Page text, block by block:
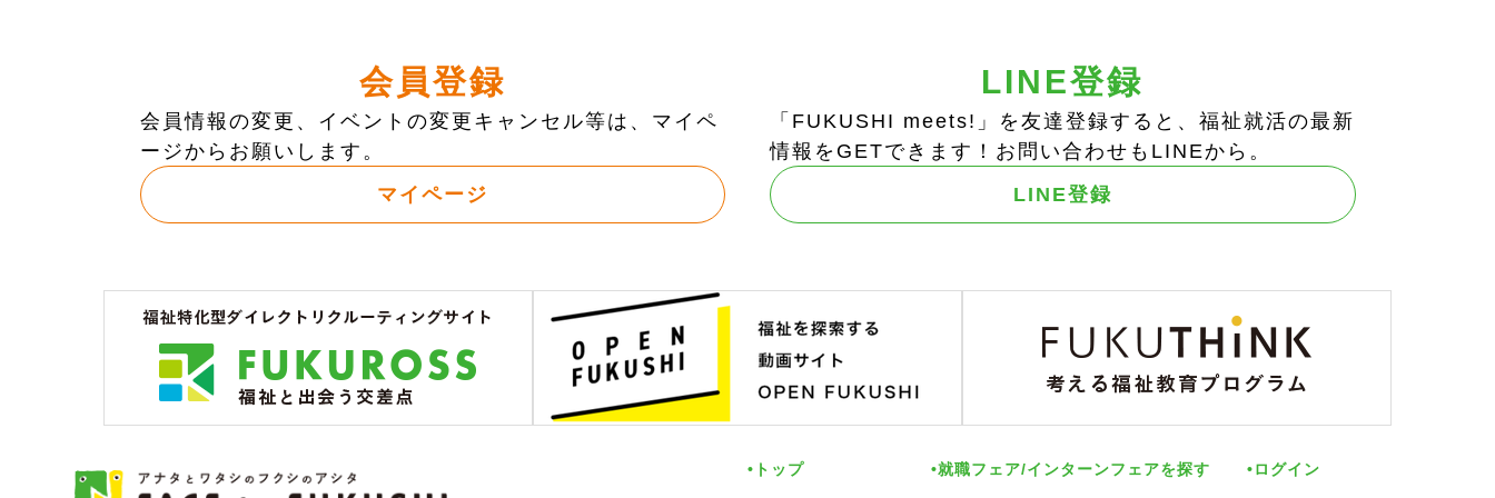
会員登録
会員情報の変更、イベントの変更キャンセル等は、マイペ
ージからお願いします。
マイページ
LINE登録
「FUKUSHI meets!」を友達登録すると、福祉就活の最新
情報をGETできます！お問い合わせもLINEから。
LINE登録
トップ 就職フェア/インターンフェアを探す ログイン